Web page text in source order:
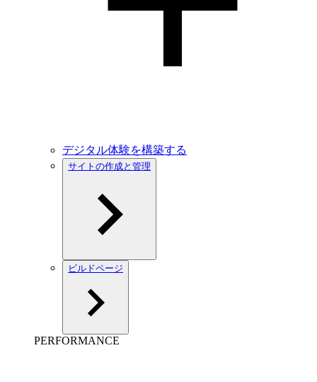
デジタル体験を構築する
サイトの作成と管理
ビルドページ
PERFORMANCE